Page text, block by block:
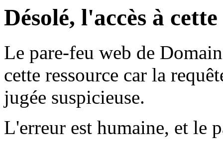
Désolé, l'accès à
Le pare-feu web de
cette ressource car la
jugée suspicieuse.
L'erreur est humaine, et le